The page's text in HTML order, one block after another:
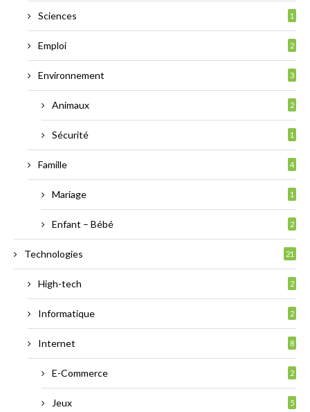
Sciences 1
Emploi 2
Environnement 3
Animaux 2
Sécurité 1
Famille 4
Mariage 1
Enfant – Bébé 2
Technologies 21
High-tech 2
Informatique 2
Internet 8
E-Commerce 2
Jeux 5